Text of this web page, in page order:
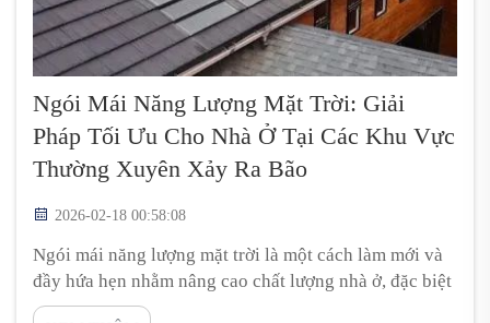
Ngói Mái Năng Lượng Mặt Trời: Giải
Pháp Tối Ưu Cho Nhà Ở Tại Các Khu Vực
Thường Xuyên Xảy Ra Bão
2026-02-18 00:58:08
Ngói mái năng lượng mặt trời là một cách làm mới và
đầy hứa hẹn nhằm nâng cao chất lượng nhà ở, đặc biệt
tại những nơi thường xuyên chịu ảnh hưởng của bão.